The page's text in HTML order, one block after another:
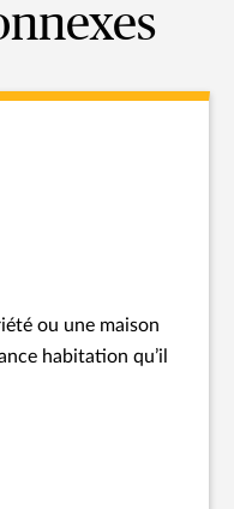
ou une maison
habitation qu’il